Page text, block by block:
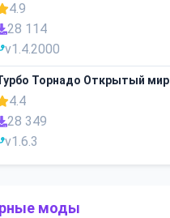
4.9
28 114
v1.4.2000
Торнадо Открытый мир
4.4
28 349
v1.6.3
моды